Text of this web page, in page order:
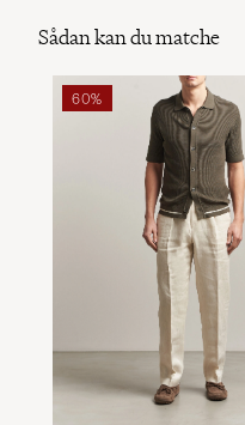
Sådan kan du matche
60%